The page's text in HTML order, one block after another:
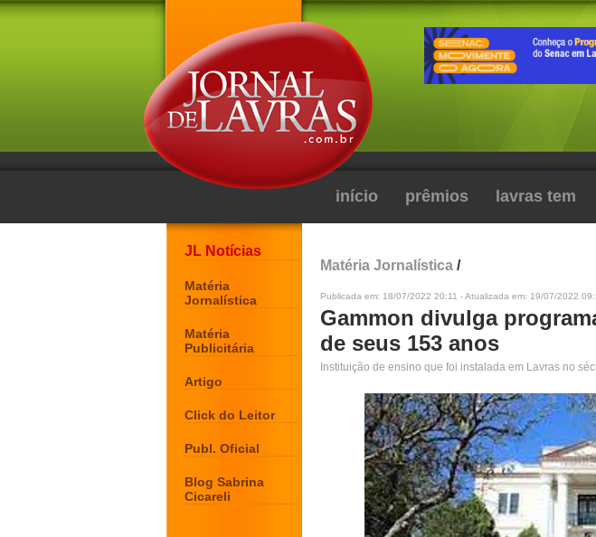
início prêmios lavras tem
JL Notícias
Matéria
Jornalística
Matéria
Publicitária
Artigo
Click do Leitor
Publ. Oficial
Blog Sabrina
Cicareli
Matéria Jornalística /
Publicada em: 18/07/2022 20:11 - Atualizada em: 19/07/2022
Gammon divulga
de seus 153 anos
Instituição de ensino que foi instalada em Lavras no